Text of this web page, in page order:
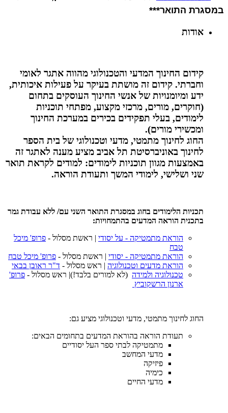
במסגרת התואר***
אודות
קידום החינוך המדעי והטכנולוגי מהווה אתגר לאומי
וחברתי. קידום זה מושתת בעיקר על פעילות איכותית,
ידע ומיומנויות של אנשי החינוך העוסקים בתחום
(חוקרים, מורים, מרכזי מקצוע, מפתחי תוכניות
לימודים, בעלי תפקידים בכירים במערכת החינוך
ומכשירי מורים).
החוג לחינוך מתמטי, מדעי וטכנולוגי של בית הספר
לחינוך באוניברסיטת תל אביב מציע מענה לאתגר זה
באמצעות מגוון תוכניות לימודים: למודים לקראת תואר
שני ושלישי, לימודי המשך ותעודת הוראה.
תכניות הלימודים בחוג במסגרת התואר השני עם/ ללא עבודת גמר
בתכנית הוראה המדעים בהתמחויות:
הוראת מתמטיקה - על יסודי | ראשת מסלול - פרופ' מיכל
טבח
הוראת מתמטיקה - יסודי | ראשת מסלול - פרופ' מיכל טבח
הוראת מדעים וטכנולוגיה | ראש מסלול - ד"ר ראובן בבאי
טכנולוגיה ולמידה (לא למורים בלבד!)| ראש מסלול - פרופ'
ארנון הרשקוביץ
החוג לחינוך מתמטי, מדעי וטכנולוגי מציע גם:
תעודת הוראה בהוראת המדעים בתחומים הבאים:
מתמטיקה לבתי ספר העל יסודיים
מדעי המחשב
פיזיקה
כימיה
מדעי החיים